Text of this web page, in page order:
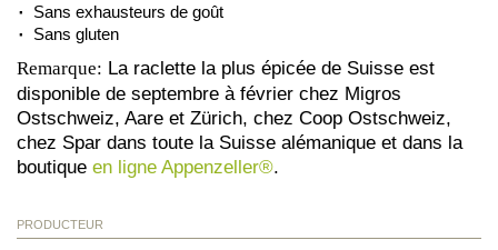
Sans exhausteurs de goût
Sans gluten
Remarque: La raclette la plus épicée de Suisse est
disponible de septembre à février chez Migros
Ostschweiz, Aare et Zürich, chez Coop Ostschweiz,
chez Spar dans toute la Suisse alémanique et dans la
boutique en ligne Appenzeller®
PRODUCTEUR